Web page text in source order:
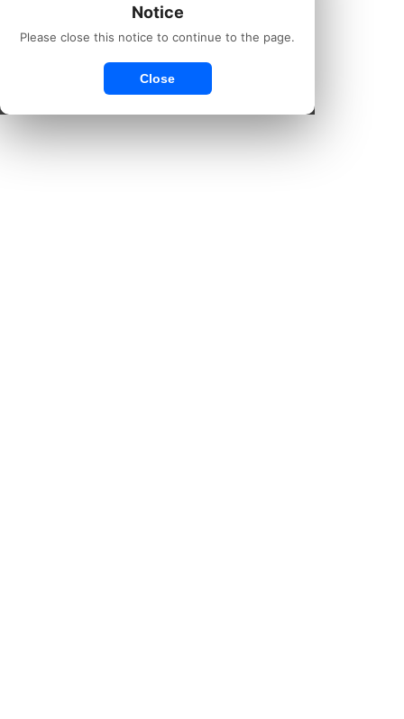
Notice
Please close this notice to continue to the page.
Close